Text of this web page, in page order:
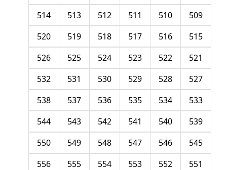
509
510
511
512
513
514
515
516
517
518
519
520
521
522
523
524
525
526
527
528
529
530
531
532
533
534
535
536
537
538
539
540
541
542
543
544
545
546
547
548
549
550
551
552
553
554
555
556